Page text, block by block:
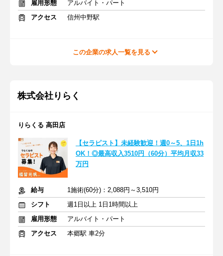
雇用形態
アルバイト・パート
アクセス
信州中野駅
この企業の求人一覧を見る
株式会社りらく
りらくる 高田店
【セラピスト】未経験歓迎！週0～5、1日1h
OK！◎最高収入3510円（60分）平均月収33
万円
給与
1施術(60分)：2,088円～3,510円
シフト
週1日以上 1日1時間以上
雇用形態
アルバイト・パート
アクセス
本郷駅 車2分